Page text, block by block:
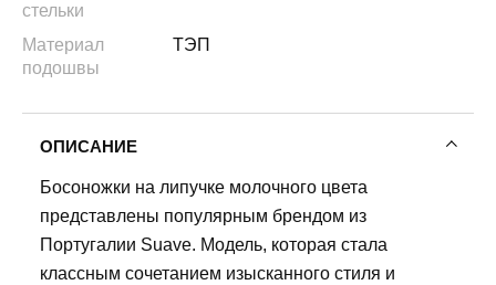
стельки
Материал
подошвы
ТЭП
ОПИСАНИЕ
Босоножки на липучке молочного цвета
представлены популярным брендом из
Португалии Suave. Модель, которая стала
классным сочетанием изысканного стиля и